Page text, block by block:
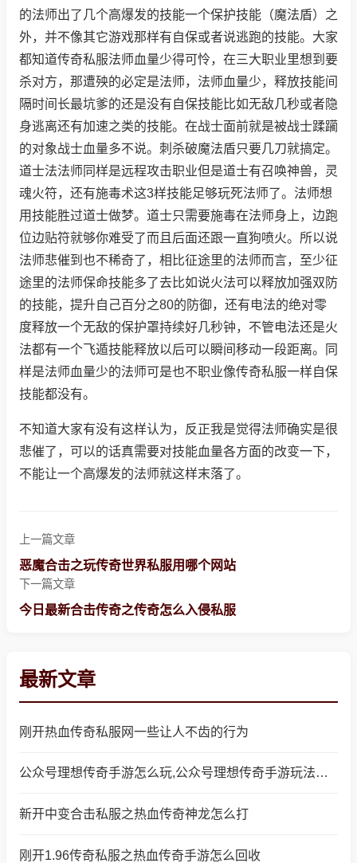
的法师出了几个高爆发的技能一个保护技能（魔法盾）之
外，并不像其它游戏那样有自保或者说逃跑的技能。大家
都知道传奇私服法师血量少得可怜，在三大职业里想到要
杀对方，那遭殃的必定是法师，法师血量少，释放技能间
隔时间长最坑爹的还是没有自保技能比如无敌几秒或者隐
身逃离还有加速之类的技能。在战士面前就是被战士蹂躏
的对象战士血量多不说。刺杀破魔法盾只要几刀就搞定。
道士法法师同样是远程攻击职业但是道士有召唤神兽，灵
魂火符，还有施毒术这3样技能足够玩死法师了。法师想
用技能胜过道士做梦。道士只需要施毒在法师身上，边跑
位边贴符就够你难受了而且后面还跟一直狗喷火。所以说
法师悲催到也不稀奇了，相比征途里的法师而言，至少征
途里的法师保命技能多了去比如说火法可以释放加强双防
的技能，提升自己百分之80的防御，还有电法的绝对零
度释放一个无敌的保护罩持续好几秒钟，不管电法还是火
法都有一个飞遁技能释放以后可以瞬间移动一段距离。同
样是法师血量少的法师可是也不职业像传奇私服一样自保
技能都没有。
不知道大家有没有这样认为，反正我是觉得法师确实是很
悲催了，可以的话真需要对技能血量各方面的改变一下，
不能让一个高爆发的法师就这样末落了。
上一篇文章
恶魔合击之玩传奇世界私服用哪个网站
下一篇文章
今日最新合击传奇之传奇怎么入侵私服
最新文章
刚开热血传奇私服网一些让人不齿的行为
公众号理想传奇手游怎么玩,公众号理想传奇手游玩法详解
新开中变合击私服之热血传奇神龙怎么打
刚开1.96传奇私服之热血传奇手游怎么回收